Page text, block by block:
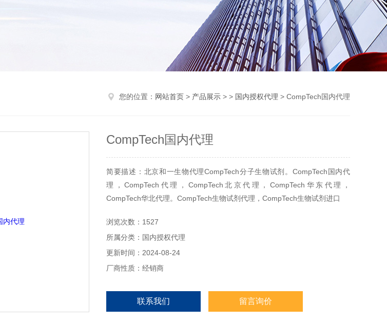
您的位置： 网站首页 > 产品展示 > > 国内授权代理 > CompTech国内代理
CompTech国内代理
简要描述：北京和一生物代理CompTech分子生物试剂。CompTech国内代
理，CompTech代理，CompTech北京代理，CompTech华东代理，
CompTech华北代理。CompTech生物试剂代理，CompTech生物试剂进口
浏览次数：1527
所属分类：国内授权代理
更新时间：2024-08-24
厂商性质：经销商
联系我们 留言询价